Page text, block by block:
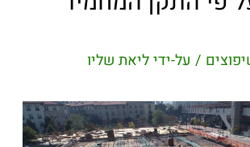
/ על-ידיליאת שליו